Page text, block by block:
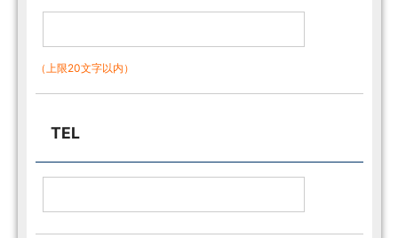
（上限20文字以内）
TEL